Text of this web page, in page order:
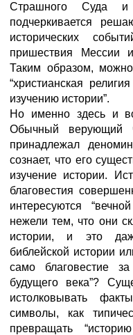
Страшного Суда и
подчеркивается
исторических
пришествия Мессии
Таким образом,
“христианская
изучению истории”.
Но именно здесь и
Обычный верующий
принадлежал
сознает, что его
изучение истории.
благовестия
интересуются
нежели тем, что они
истории, и это
библейской истории
само благовестие
будущего века”?
истолковывать
символы, как
превращать